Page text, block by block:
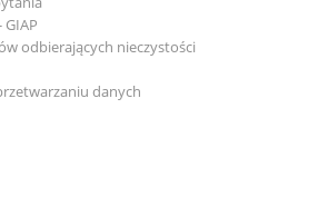
odbierających nieczystości
danych